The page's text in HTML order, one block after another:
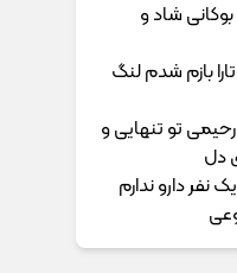
شاد و
بازم شدم لنگ
ﺗﻮ ﺗﻨﻬﺎﻳﻰ و
دل
نفر دارو ندارم